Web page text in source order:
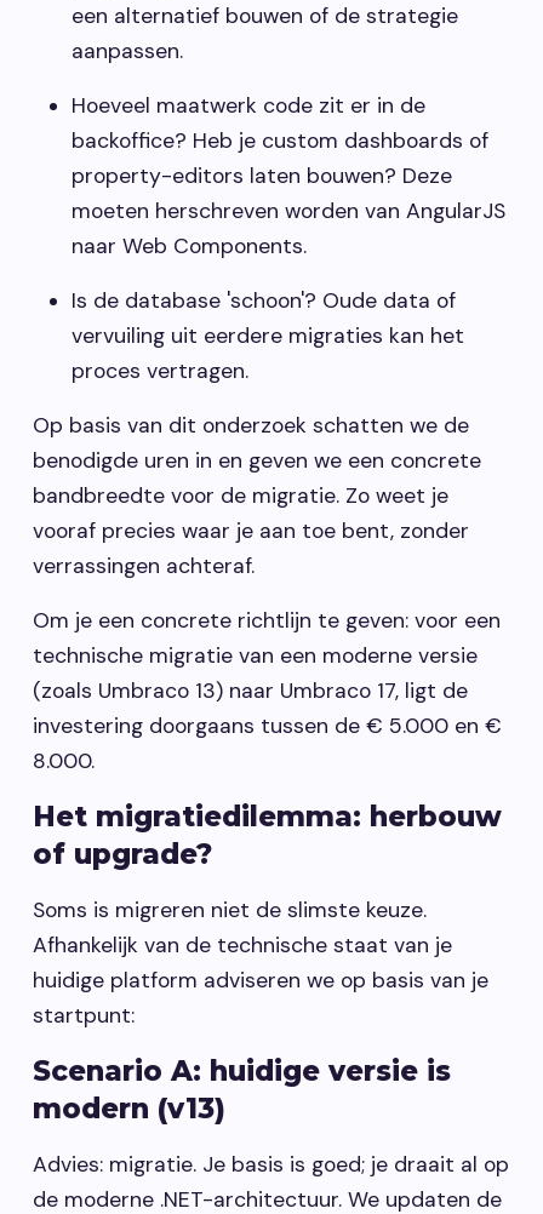
een alternatief bouwen of de strategie
aanpassen.
Hoeveel maatwerk code zit er in de
backoffice? Heb je custom dashboards of
property-editors laten bouwen? Deze
moeten herschreven worden van AngularJS
naar Web Components.
Is de database 'schoon'? Oude data of
vervuiling uit eerdere migraties kan het
proces vertragen.
Op basis van dit onderzoek schatten we de
benodigde uren in en geven we een concrete
bandbreedte voor de migratie. Zo weet je
vooraf precies waar je aan toe bent, zonder
verrassingen achteraf.
Om je een concrete richtlijn te geven: voor een
technische migratie van een moderne versie
(zoals Umbraco 13) naar Umbraco 17, ligt de
investering doorgaans tussen de € 5.000 en €
8.000.
Het migratiedilemma: herbouw
of upgrade?
Soms is migreren niet de slimste keuze.
Afhankelijk van de technische staat van je
huidige platform adviseren we op basis van je
startpunt:
Scenario A: huidige versie is
modern (v13)
Advies: migratie. Je basis is goed; je draait al op
de moderne .NET-architectuur. We updaten de